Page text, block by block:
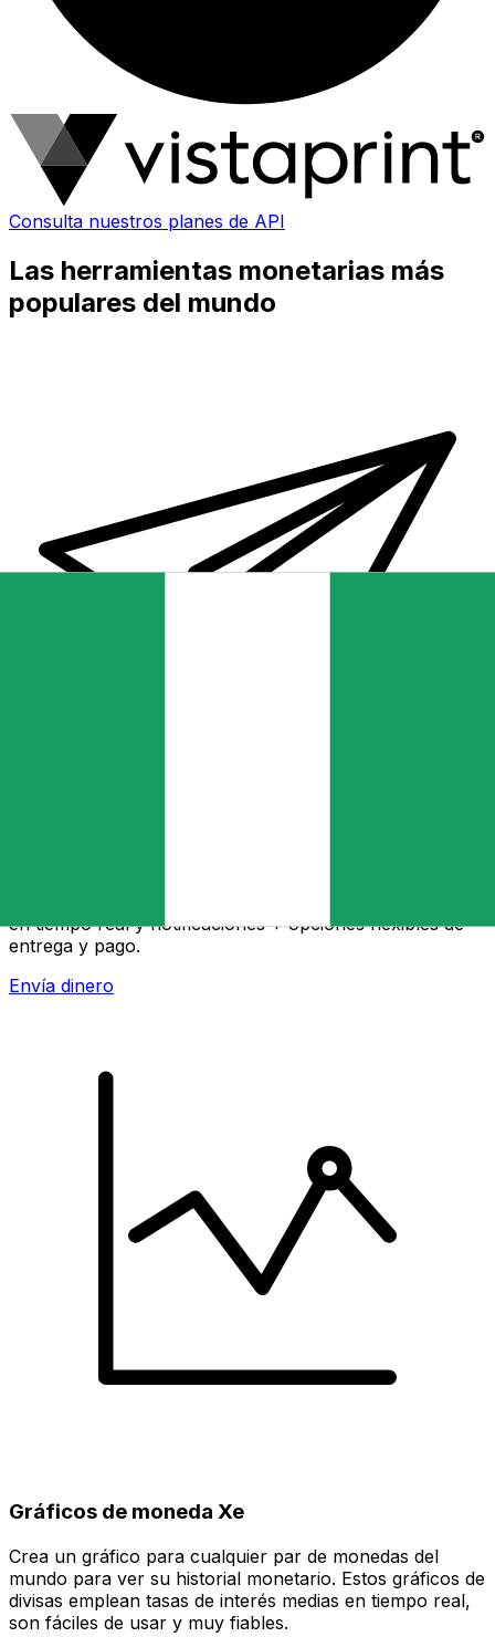
Consulta nuestros planes de API
Las herramientas monetarias más
populares del mundo
en tiempo real y notificaciones + opciones flexibles de
entrega y pago.
Envía dinero
Gráficos de moneda Xe
Crea un gráfico para cualquier par de monedas del
mundo para ver su historial monetario. Estos gráficos de
divisas emplean tasas de interés medias en tiempo real,
son fáciles de usar y muy fiables.